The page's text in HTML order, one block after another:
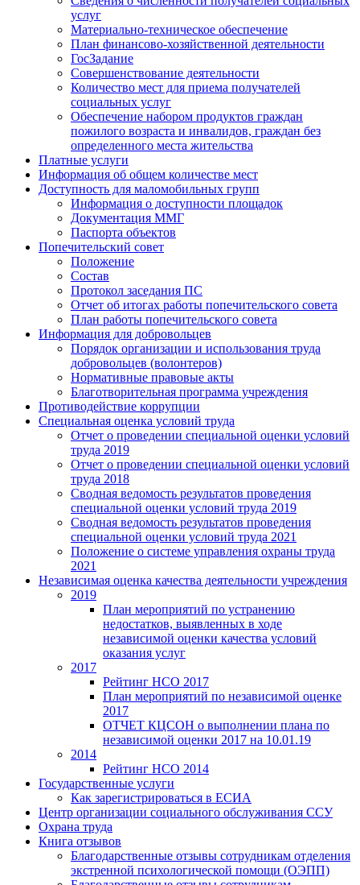
услуг
Материально-техническое обеспечение
План финансово-хозяйственной деятельности
ГосЗадание
Совершенствование деятельности
Количество мест для приема получателей
социальных услуг
Обеспечение набором продуктов граждан
пожилого возраста и инвалидов, граждан без
определенного места жительства
Платные услуги
Информация об общем количестве мест
Доступность для маломобильных групп
Информация о доступности площадок
Документация ММГ
Паспорта объектов
Попечительский совет
Положение
Состав
Протокол заседания ПС
Отчет об итогах работы попечительского совета
План работы попечительского совета
Информация для добровольцев
Порядок организации и использования труда
добровольцев (волонтеров)
Нормативные правовые акты
Благотворительная программа учреждения
Противодействие коррупции
Специальная оценка условий труда
Отчет о проведении специальной оценки условий
труда 2019
Отчет о проведении специальной оценки условий
труда 2018
Сводная ведомость результатов проведения
специальной оценки условий труда 2019
Сводная ведомость результатов проведения
специальной оценки условий труда 2021
Положение о системе управления охраны труда
2021
Независимая оценка качества деятельности учреждения
2019
План мероприятий по устранению
недостатков, выявленных в ходе
независимой оценки качества условий
оказания услуг
2017
Рейтинг НСО 2017
План мероприятий по независимой оценке
2017
ОТЧЕТ КЦСОН о выполнении плана по
независимой оценки 2017 на 10.01.19
2014
Рейтинг НСО 2014
Государственные услуги
Как зарегистрироваться в ЕСИА
Центр организации социального обслуживания ССУ
Охрана труда
Книга отзывов
Благодарственные отзывы сотрудникам отделения
экстренной психологической помощи (ОЭПП)